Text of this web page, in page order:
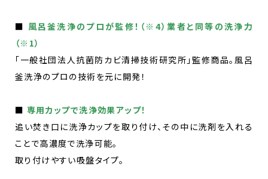
■ 風呂釜洗浄のプロが監修！（※4）業者と同等の洗浄力
（※1）
「一般社団法人抗菌防カビ清掃技術研究所」監修商品。風呂
釜洗浄のプロの技術を元に開発！
■ 専用カップで洗浄効果アップ！
追い焚き口に洗浄カップを取り付け、その中に洗剤を入れる
ことで高濃度で洗浄可能。
取り付けやすい吸盤タイプ。